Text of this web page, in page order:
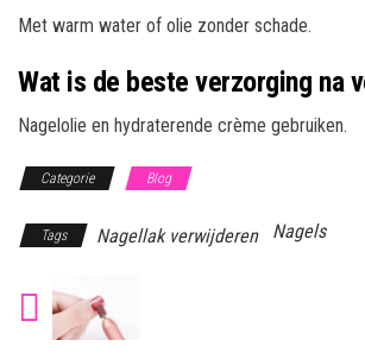
Met warm water of olie zonder schade.
Wat is de beste verzorging na
Nagelolie en hydraterende crème gebruiken.
Categorie Blog
Tags Nagellak verwijderen Nagels